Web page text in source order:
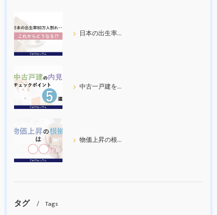
日本の出生率80万人割れ
中古一戸建を内見する際の５つのチェックポイント
物価上昇の根拠について考えてみた
タグ Tags